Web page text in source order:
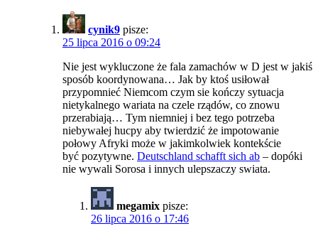
cynik9 pisze:
25 lipca 2016 o 09:24
Nie jest wykluczone że fala zamachów w D jest w jakiś
sposób koordynowana… Jak by ktoś usiłował
przypomnieć Niemcom czym sie kończy sytuacja
nietykalnego wariata na czele rządów, co znowu
przerabiają… Tym niemniej i bez tego potrzeba
niebywałej hucpy aby twierdzić że impotowanie
połowy Afryki może w jakimkolwiek kontekście
być pozytywne. Deutschland schafft sich ab – dopóki
nie wywali Sorosa i innych ulepszaczy swiata.
megamix pisze:
26 lipca 2016 o 17:46